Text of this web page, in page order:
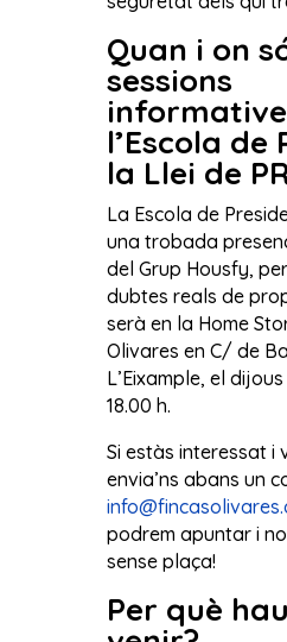
Quan i on
sessions
l’Escola
la Llei de
La Escola de
una trobada
del Grup Housfy,
dubtes reals de
serà en la Home
Olivares en C/ de
L’Eixample, el
18.00 h.
Si estàs interessat i
envia’ns abans un
podrem apuntar i
sense plaça!
Per què